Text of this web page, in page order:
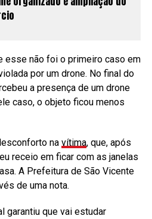
esse não foi o primeiro caso em
por um drone. No final do
a presença de um drone
caso, o objeto ficou menos
na vítima, que, após
receio em ficar com as janelas
A Prefeitura de São Vicente
de uma nota.
garantiu que vai estudar